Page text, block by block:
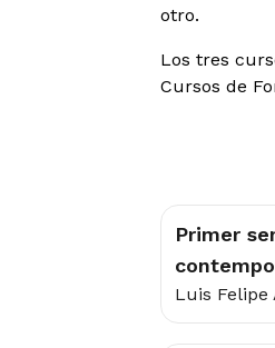
otro.
Los tres
Cursos de
Primer
Luis Felipe